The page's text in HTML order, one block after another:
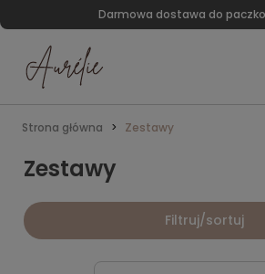
Darmowa dostawa do
Strona główna Zestawy
Zestawy
Filtruj/sortuj